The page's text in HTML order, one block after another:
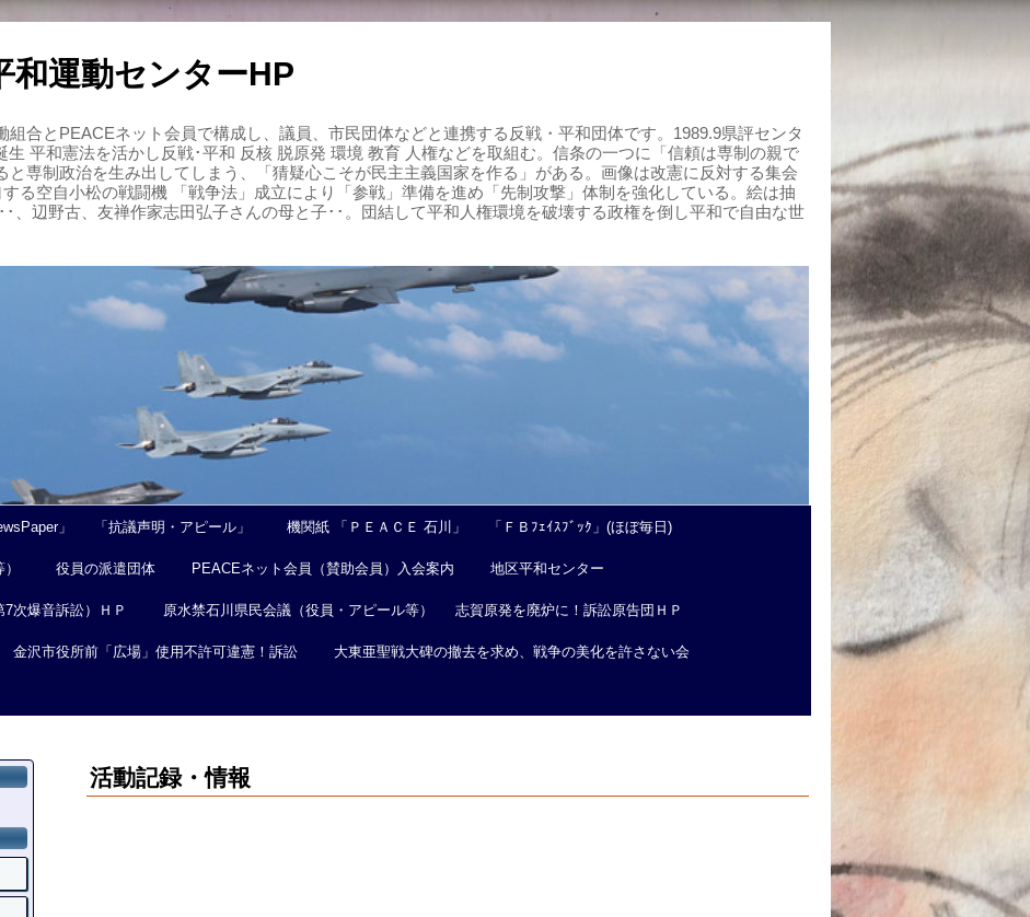
和運動センターHP
組合とPEACEネット会員で構成し、議員、市民団体などと連携する反戦・平和団体です。1989.9県評センタ
生 平和憲法を活かし反戦･平和 反核 脱原発 環境 教育 人権などを取組む。信条の一つに「信頼は専制の親で
と専制政治を生み出してしまう、「猜疑心こそが民主主義国家を作る」がある。画像は改憲に反対する集会
る空自小松の戦闘機 「戦争法」成立により「参戦」準備を進め「先制攻撃」体制を強化している。絵は抽
、辺野古、友禅作家志田弘子さんの母と子･･。団結して平和人権環境を破壊する政権を倒し平和で自由な世
」 「抗議声明・アピール」 機関紙 「ＰＥＡＣＥ 石川」 「ＦＢﾌｪｲｽﾌﾞｯｸ」(ほぼ毎日)
役員の派遣団体 PEACEネット会員（賛助会員）入会案内 地区平和センター
次爆音訴訟）ＨＰ 原水禁石川県民会議（役員・アピール等） 志賀原発を廃炉に！訴訟原告団ＨＰ
金沢市役所前「広場」使用不許可違憲！訴訟 大東亜聖戦大碑の撤去を求め、戦争の美化を許さない会
活動記録・情報